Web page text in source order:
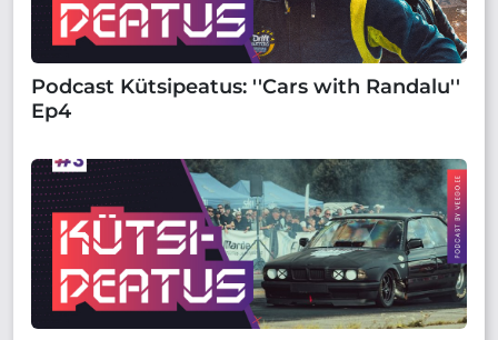
Podcast Kütsipeatus: ''Cars with Randalu''
Ep4